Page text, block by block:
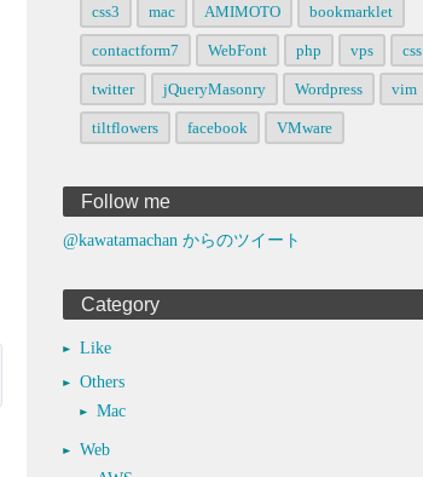
css3 mac AMIMOTO bookmarklet
contactform7 WebFont php vps css
twitter jQueryMasonry Wordpress vim
tiltflowers facebook VMware
Follow me
@kawatamachan からのツイート
Category
Like
Others
Mac
Web